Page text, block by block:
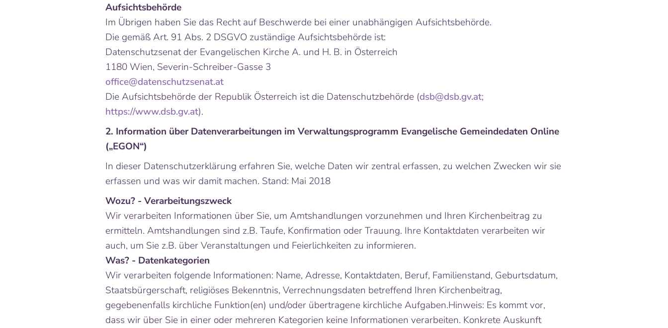
Aufsichtsbehörde
Im Übrigen haben Sie das Recht auf Beschwerde bei einer unabhängigen Aufsichtsbehörde.
Die gemäß Art. 91 Abs. 2 DSGVO zuständige Aufsichtsbehörde ist:
Datenschutzsenat der Evangelischen Kirche A. und H. B. in Österreich
1180 Wien, Severin-Schreiber-Gasse 3
office@datenschutzsenat.at
Die Aufsichtsbehörde der Republik Österreich ist die Datenschutzbehörde (dsb@dsb.gv.at;
https://www.dsb.gv.at).
2. Information über Datenverarbeitungen im Verwaltungsprogramm Evangelische Gemeindedaten Online
(„EGON“)
In dieser Datenschutzerklärung erfahren Sie, welche Daten wir zentral erfassen, zu welchen Zwecken wir sie
erfassen und was wir damit machen. Stand: Mai 2018
Wozu? - Verarbeitungszweck
Wir verarbeiten Informationen über Sie, um Amtshandlungen vorzunehmen und Ihren Kirchenbeitrag zu
ermitteln. Amtshandlungen sind z.B. Taufe, Konfirmation oder Trauung. Ihre Kontaktdaten verarbeiten wir
auch, um Sie z.B. über Veranstaltungen und Feierlichkeiten zu informieren.
Was? - Datenkategorien
Wir verarbeiten folgende Informationen: Name, Adresse, Kontaktdaten, Beruf, Familienstand, Geburtsdatum,
Staatsbürgerschaft, religiöses Bekenntnis, Verrechnungsdaten betreffend Ihren Kirchenbeitrag,
gegebenenfalls kirchliche Funktion(en) und/oder übertragene kirchliche Aufgaben.Hinweis: Es kommt vor,
dass wir über Sie in einer oder mehreren Kategorien keine Informationen verarbeiten. Konkrete Auskunft